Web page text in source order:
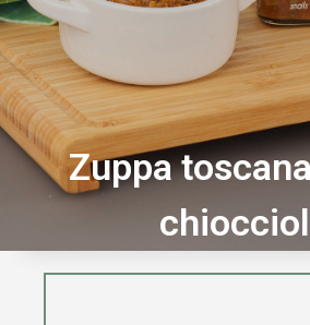
Zuppa